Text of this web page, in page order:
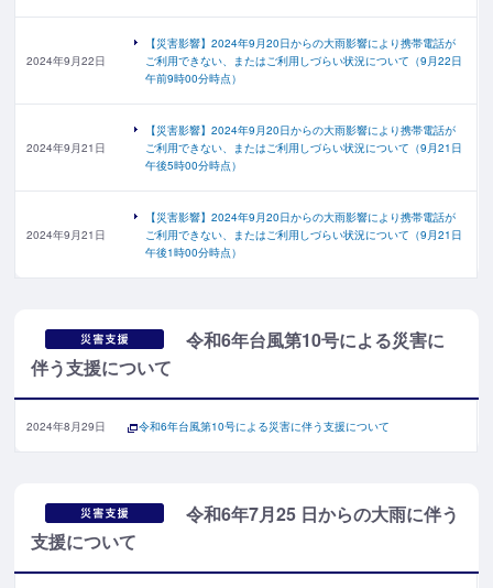
2024年9月22日
【災害影響】2024年9月20日からの大雨影響により携帯電話が
ご利用できない、またはご利用しづらい状況について（9月22日
午前9時00分時点）
2024年9月21日
【災害影響】2024年9月20日からの大雨影響により携帯電話が
ご利用できない、またはご利用しづらい状況について（9月21日
午後5時00分時点）
2024年9月21日
【災害影響】2024年9月20日からの大雨影響により携帯電話が
ご利用できない、またはご利用しづらい状況について（9月21日
午後1時00分時点）
令和6年台風第10号による災害に
伴う支援について
2024年8月29日 令和6年台風第10号による災害に伴う支援について
令和6年7月25 日からの大雨に伴う
支援について